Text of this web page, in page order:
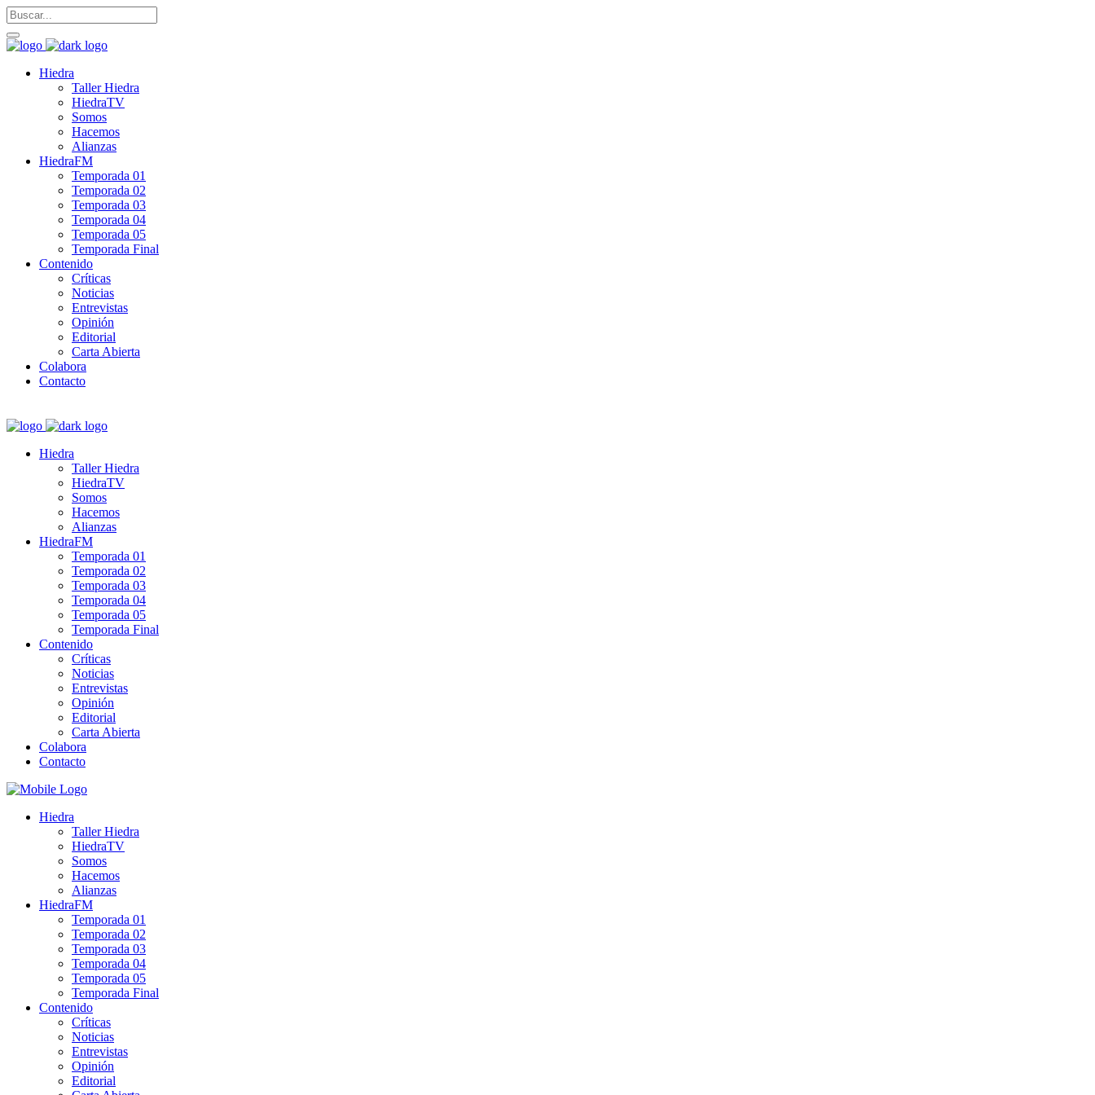
Hiedra
Taller Hiedra
HiedraTV
Somos
Hacemos
Alianzas
HiedraFM
Temporada 01
Temporada 02
Temporada 03
Temporada 04
Temporada 05
Temporada Final
Contenido
Críticas
Noticias
Entrevistas
Opinión
Editorial
Carta Abierta
Colabora
Contacto
Hiedra
Taller Hiedra
HiedraTV
Somos
Hacemos
Alianzas
HiedraFM
Temporada 01
Temporada 02
Temporada 03
Temporada 04
Temporada 05
Temporada Final
Contenido
Críticas
Noticias
Entrevistas
Opinión
Editorial
Carta Abierta
Colabora
Contacto
Hiedra
Taller Hiedra
HiedraTV
Somos
Hacemos
Alianzas
HiedraFM
Temporada 01
Temporada 02
Temporada 03
Temporada 04
Temporada 05
Temporada Final
Contenido
Críticas
Noticias
Entrevistas
Opinión
Editorial